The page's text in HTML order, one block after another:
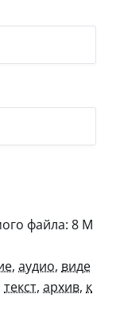
файла: 8 М
, аудио, виде
текст, архив, к